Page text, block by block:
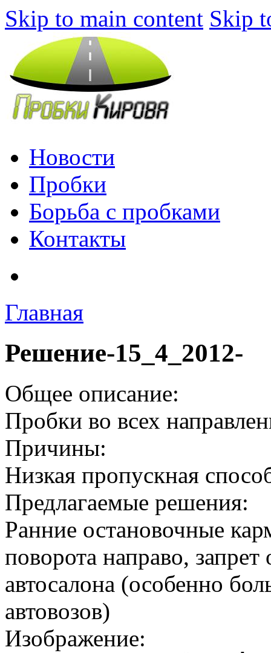
Skip to main content Skip
Новости
Пробки
Борьба с пробками
Контакты
Главная
Решение-15_4_2012-
Общее описание:
Пробки во всех
Причины:
Низкая пропускная
Предлагаемые решения:
Ранние остановочные
поворота направо,
автосалона (особенно
автовозов)
Изображение: